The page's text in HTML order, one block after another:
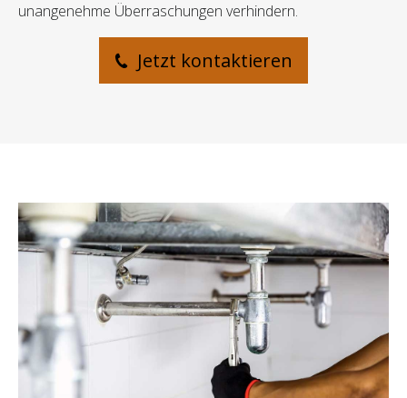
unangenehme Überraschungen verhindern.
Jetzt kontaktieren